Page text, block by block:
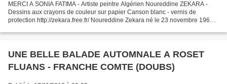
MERCI A SONIA FATIMA - Artiste peintre Algérien Noureddine ZEKARA -
Dessins aux crayons de couleur sur papier Canson blanc - vernis de
protection http://zekara.free.fr/ Noureddine Zekara né le 23 novembre 1963 à
UNE BELLE BALADE AUTOMNALE A ROSET
FLUANS - FRANCHE COMTE (DOUBS)